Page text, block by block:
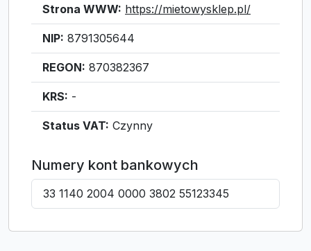
Strona WWW: https://mietowysklep.pl/
NIP: 8791305644
REGON: 870382367
KRS: -
Status VAT: Czynny
Numery kont bankowych
33 1140 2004 0000 3802 55123345